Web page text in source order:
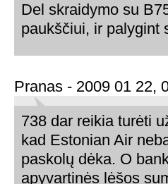
Del skraidymo su
paukščiui, ir palygint
Pranas - 2009 01 22,
738 dar reikia turėti
kad Estonian Air
paskolų dėka. O
apyvartinės lėšos